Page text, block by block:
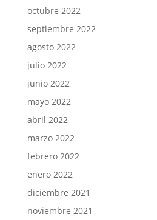
octubre 2022
septiembre 2022
agosto 2022
julio 2022
junio 2022
mayo 2022
abril 2022
marzo 2022
febrero 2022
enero 2022
diciembre 2021
noviembre 2021